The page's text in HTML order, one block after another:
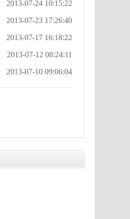
2013-07-24 10:15:22
2013-07-23 17:26:40
2013-07-17 16:18:22
2013-07-12 08:24:11
2013-07-10 09:06:04